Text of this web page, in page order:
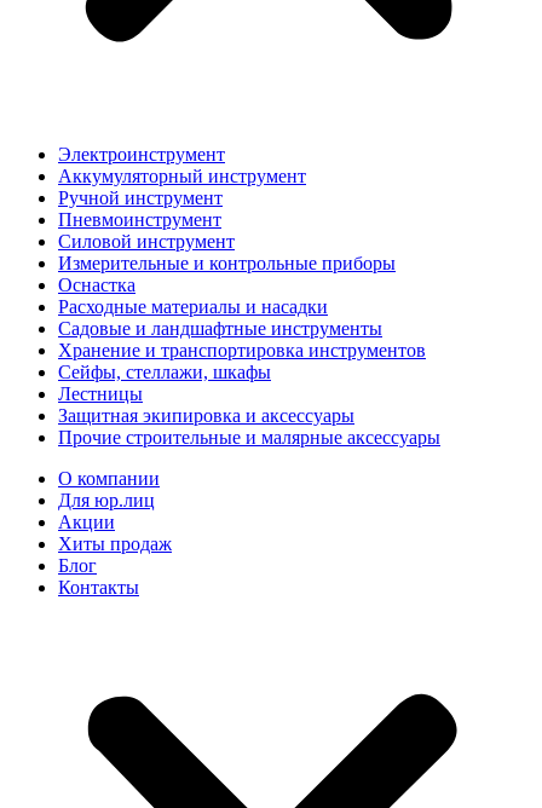
Электроинструмент
Аккумуляторный инструмент
Ручной инструмент
Пневмоинструмент
Силовой инструмент
Измерительные и контрольные приборы
Оснастка
Расходные материалы и насадки
Садовые и ландшафтные инструменты
Хранение и транспортировка инструментов
Сейфы, стеллажи, шкафы
Лестницы
Защитная экипировка и аксессуары
Прочие строительные и малярные аксессуары
О компании
Для юр.лиц
Акции
Хиты продаж
Блог
Контакты